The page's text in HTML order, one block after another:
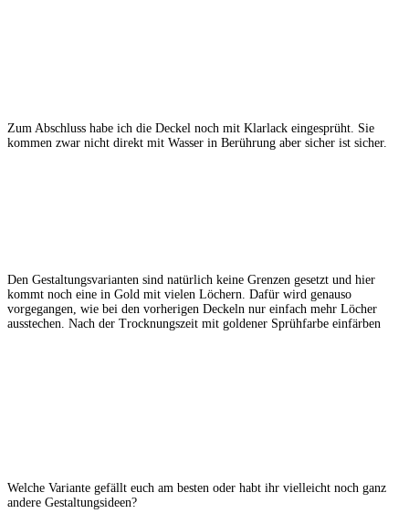
Zum Abschluss habe ich die Deckel noch mit Klarlack eingesprüht. Sie
kommen zwar nicht direkt mit Wasser in Berührung aber sicher ist sicher.
Den Gestaltungsvarianten sind natürlich keine Grenzen gesetzt und hier
kommt noch eine in Gold mit vielen Löchern. Dafür wird genauso
vorgegangen, wie bei den vorherigen Deckeln nur einfach mehr Löcher
ausstechen. Nach der Trocknungszeit mit goldener Sprühfarbe einfärben
Welche Variante gefällt euch am besten oder habt ihr vielleicht noch ganz
andere Gestaltungsideen?